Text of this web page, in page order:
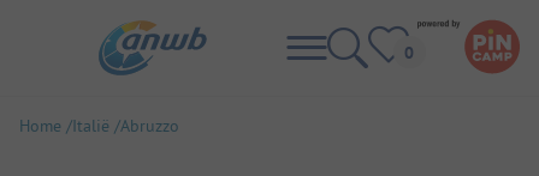
Home Italië Abruzzo